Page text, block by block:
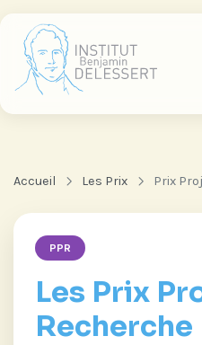
Accueil Les Prix Prix
PPR
Les Prix
Recherche